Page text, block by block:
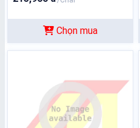
Chọn mua